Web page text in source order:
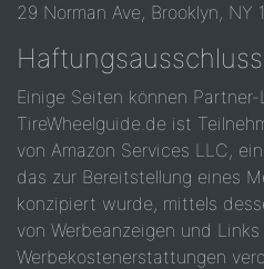
29 Norman Ave, Brooklyn, NY
Haftungsausschluss
Einige Seiten können
TireWheelguide.de ist
von Amazon Services LLC,
das zur Bereitstellung eines
konzipiert wurde, mittels
von Werbeanzeigen und
Werbekostenerstattungen